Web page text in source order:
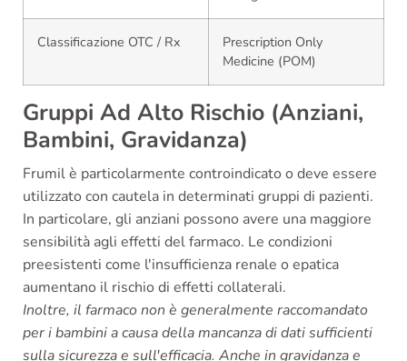
Classificazione OTC / Rx
Prescription Only
Medicine (POM)
Gruppi Ad Alto Rischio (Anziani,
Bambini, Gravidanza)
Frumil è particolarmente controindicato o deve essere
utilizzato con cautela in determinati gruppi di pazienti.
In particolare, gli anziani possono avere una maggiore
sensibilità agli effetti del farmaco. Le condizioni
preesistenti come l'insufficienza renale o epatica
aumentano il rischio di effetti collaterali.
Inoltre, il farmaco non è generalmente raccomandato
per i bambini a causa della mancanza di dati sufficienti
sulla sicurezza e sull'efficacia. Anche in gravidanza e